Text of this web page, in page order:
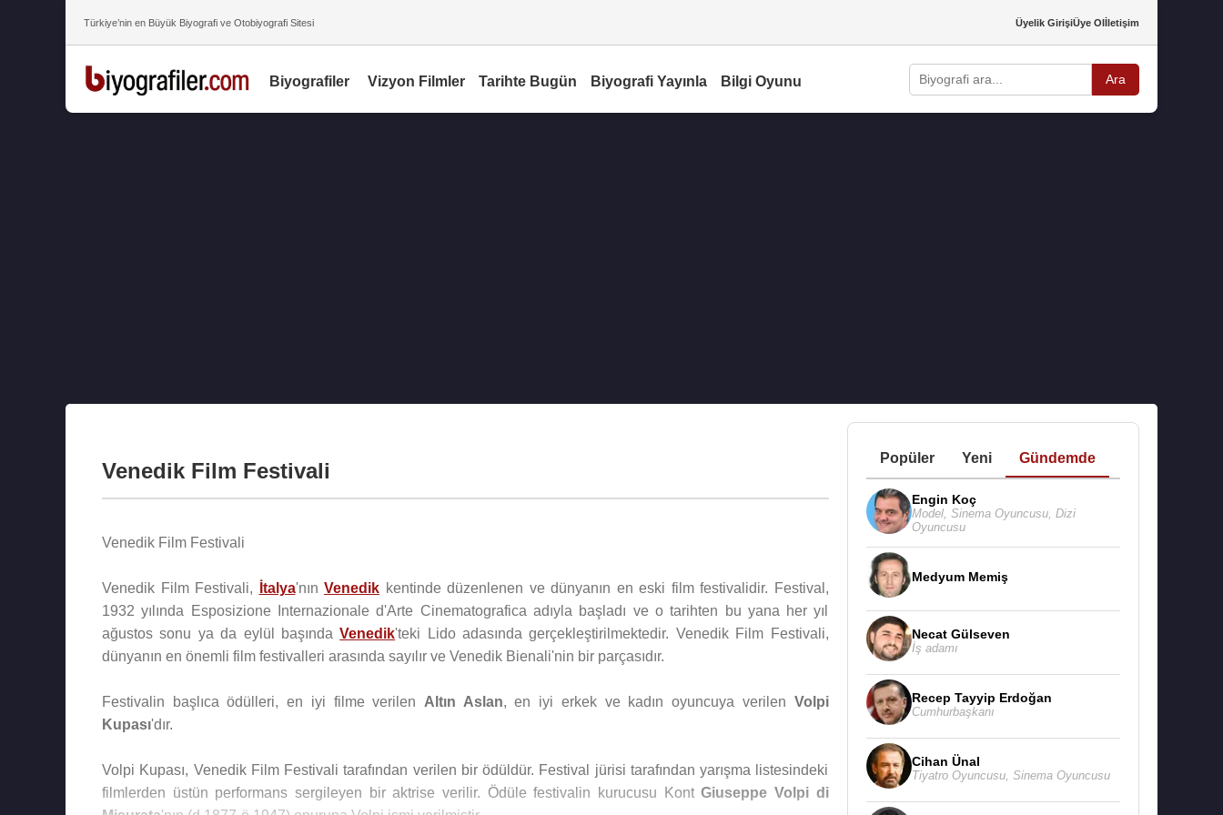
Türkiye’nin en Büyük Biyografi ve Otobiyografi Sitesi Üyelik GirişiÜye Olİletişim
Biyografiler Vizyon Filmler Tarihte Bugün Biyografi Yayınla Bilgi Oyunu Ara
Venedik Film Festivali
Venedik Film Festivali
Venedik Film Festivali, İtalya'nın Venedik kentinde düzenlenen ve dünyanın en eski film festivalidir. Festival,
1932 yılında Esposizione Internazionale d'Arte Cinematografica adıyla başladı ve o tarihten bu yana her yıl
ağustos sonu ya da eylül başındaVenedik'teki Lido adasında gerçekleştirilmektedir. Venedik Film Festivali,
dünyanın en önemli film festivalleri arasında sayılır ve Venedik Bienali'nin bir parçasıdır.
Festivalin başlıca ödülleri, en iyi filme verilen Altın Aslan, en iyi erkek ve kadın oyuncuya verilen Volpi
Kupası'dır.
Volpi Kupası, Venedik Film Festivali tarafından verilen bir ödüldür. Festival jürisi tarafından yarışma listesindeki
filmlerden üstün performans sergileyen bir aktrise verilir. Ödüle festivalin kurucusu KontGiuseppe Volpi di
Popüler Yeni Gündemde
Engin Koç
Model, Sinema Oyuncusu, Dizi
Oyuncusu
Medyum Memiş
Necat Gülseven
İş adamı
Recep Tayyip Erdoğan
Cumhurbaşkanı
Cihan Ünal
Tiyatro Oyuncusu, Sinema Oyuncusu